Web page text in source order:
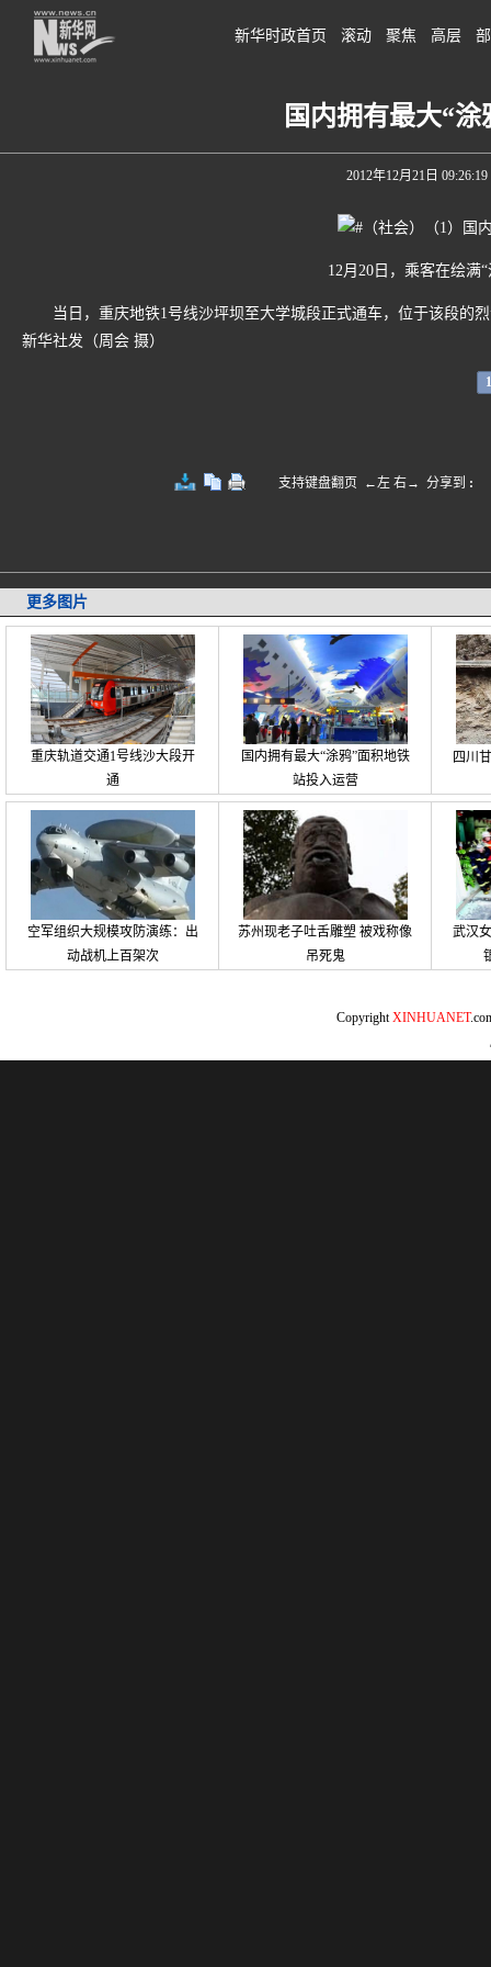
新华时政首页 滚动 聚焦 高层
国内拥有最大“
2012年12月21日 09:26:19
12月20日，乘客在绘满“
当日，重庆地铁1号线沙坪坝至大学城段正式通车，位于该段的烈
新华社发（周会 摄）
1
支持键盘翻页 ←左 右→ 分享到 :
更多图片
重庆轨道交通1号线沙大段开
通
国内拥有最大“涂鸦”面积地铁
站投入运营
四川
空军组织大规模攻防演练：出
动战机上百架次
苏州现老子吐舌雕塑 被戏称像
吊死鬼
武汉
CopyrightXINHUANET